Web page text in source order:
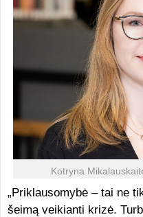
Kotryna
„Priklausomybė – tai ne
šeimą veikianti krizė.